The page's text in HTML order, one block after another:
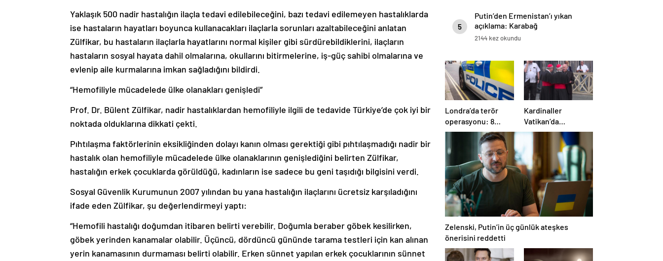
Yaklaşık 500 nadir hastalığın ilaçla tedavi edilebileceğini, bazı tedavi edilemeyen hastalıklarda
ise hastaların hayatları boyunca kullanacakları ilaçlarla sorunları azaltabileceğini anlatan
Zülfikar, bu hastaların ilaçlarla hayatlarını normal kişiler gibi sürdürebildiklerini, ilaçların
hastaların sosyal hayata dahil olmalarına, okullarını bitirmelerine, iş-güç sahibi olmalarına ve
evlenip aile kurmalarına imkan sağladığını bildirdi.
“Hemofiliyle mücadelede ülke olanakları genişledi”
Prof. Dr. Bülent Zülfikar, nadir hastalıklardan hemofiliyle ilgili de tedavide Türkiye’de çok iyi bir
noktada olduklarına dikkati çekti.
Pıhtılaşma faktörlerinin eksikliğinden dolayı kanın olması gerektiği gibi pıhtılaşmadığı nadir bir
hastalık olan hemofiliyle mücadelede ülke olanaklarının genişlediğini belirten Zülfikar,
hastalığın erkek çocuklarda görüldüğü, kadınların ise sadece bu geni taşıdığı bilgisini verdi.
Sosyal Güvenlik Kurumunun 2007 yılından bu yana hastalığın ilaçlarını ücretsiz karşıladığını
ifade eden Zülfikar, şu değerlendirmeyi yaptı:
“Hemofili hastalığı doğumdan itibaren belirti verebilir. Doğumla beraber göbek kesilirken,
göbek yerinden kanamalar olabilir. Üçüncü, dördüncü gününde tarama testleri için kan alınan
yerin kanamasının durmaması belirti olabilir. Erken sünnet yapılan erkek çocuklarının sünnet
5
Putin’den Ermenistan’ı yıkan
açıklama: Karabağ
Azerbaycan’ın ayrılmaz bir
2144 kez okundu
Londra’da terör
operasyonu: 8
gözaltı
Kardinaller
Vatikan’da
toplanmaya başladı
Zelenski, Putin’in üç günlük ateşkes
önerisini reddetti